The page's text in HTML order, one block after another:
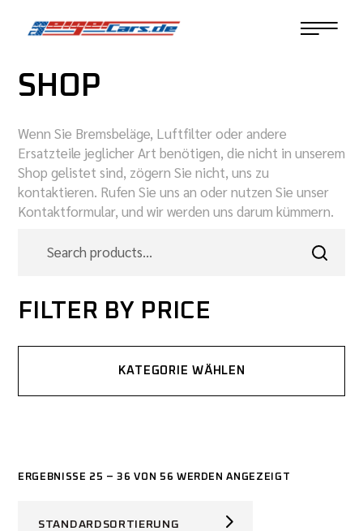
ERGEBNISSE 25 – 36 VON 56 WERDEN ANGEZEIGT
STANDARDSORTIERUNG
SHOP
Wenn Sie Bremsbeläge, Luftfilter oder andere
Ersatzteile jeglicher Art benötigen, die nicht in unserem
Shop gelistet sind, zögern Sie nicht, uns zu
kontaktieren. Rufen Sie uns an oder nutzen Sie unser
Kontaktformular, und wir werden uns darum kümmern.
FILTER BY PRICE
KATEGORIE WÄHLEN